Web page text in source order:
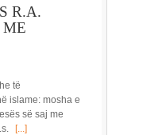
R.A.
të
islame: mosha e
së saj me
[...]